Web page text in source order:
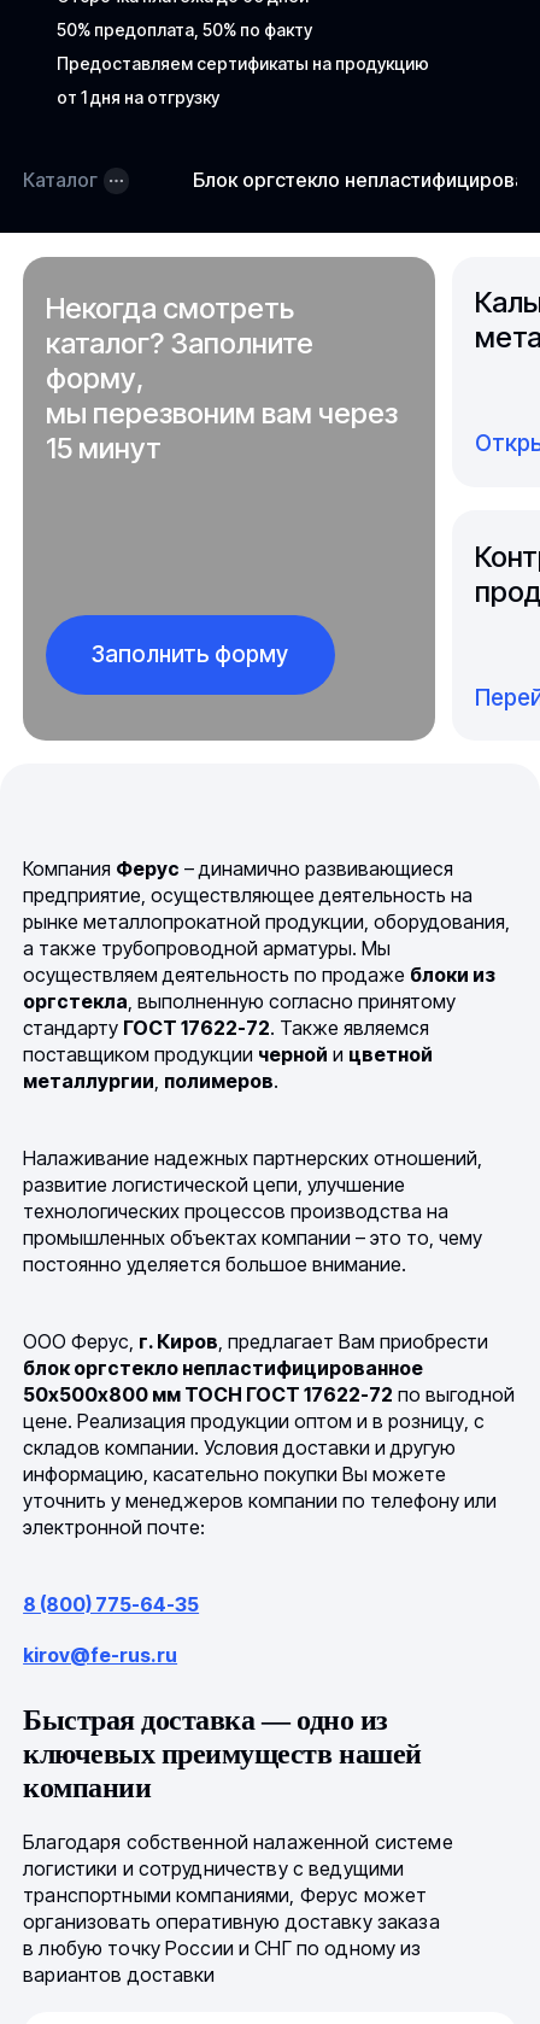
50% предоплата, 50% по факту
Предоставляем сертификаты на продукцию
от 1 дня на отгрузку
Каталог Блок оргстекло
Некогда смотреть
каталог? Заполните
форму,
мы перезвоним вам через
15 минут
Заполнить форму
Компания Ферус – динамично развивающиеся
предприятие, осуществляющее деятельность на
рынке металлопрокатной продукции, оборудования,
а также трубопроводной арматуры. Мы
осуществляем деятельность по продаже блоки из
оргстекла, выполненную согласно принятому
стандарту ГОСТ 17622-72. Также являемся
поставщиком продукции черной и цветной
металлургии, полимеров.
Налаживание надежных партнерских отношений,
развитие логистической цепи, улучшение
технологических процессов производства на
промышленных объектах компании – это то, чему
постоянно уделяется большое внимание.
ООО Ферус, г. Киров, предлагает Вам приобрести
блок оргстекло непластифицированное
50х500х800 мм ТОСН ГОСТ 17622-72 по выгодной
цене. Реализация продукции оптом и в розницу, с
складов компании. Условия доставки и другую
информацию, касательно покупки Вы можете
уточнить у менеджеров компании по телефону или
электронной почте:
8 (800) 775-64-35
kirov@fe-rus.ru
Быстрая доставка — одно из
ключевых преимуществ нашей
компании
Благодаря собственной налаженной системе
логистики и сотрудничеству с ведущими
транспортными компаниями, Ферус может
организовать оперативную доставку заказа
в любую точку России и СНГ по одному из
вариантов доставки